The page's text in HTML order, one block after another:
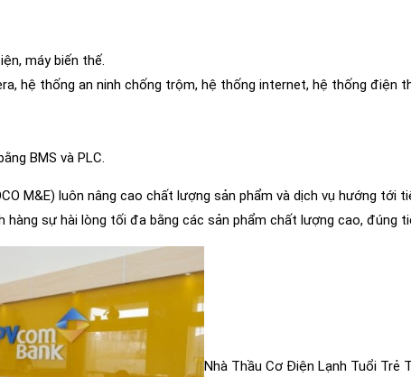
máy biến thế.
hệ thống an ninh chống trộm, hệ thống internet, hệ thống điện
BMS và PLC.
M&E) luôn nâng cao chất lượng sản phẩm và dịch vụ hướng tới
hàng sự hài lòng tối đa bằng các sản phẩm chất lượng cao, đúng
Nhà Thầu Cơ Điện Lạnh Tuổi Trẻ